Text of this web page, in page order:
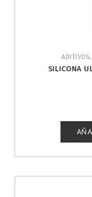
SILICONA